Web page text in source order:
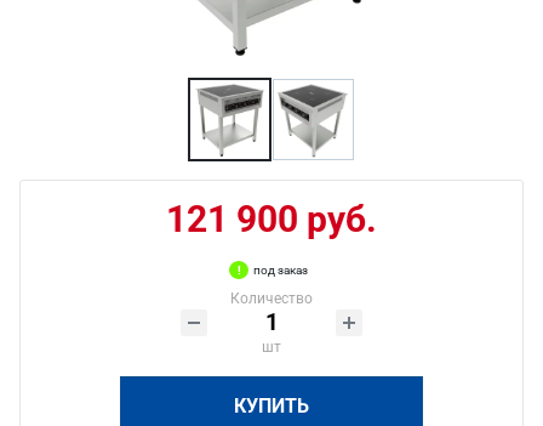
121 900 руб.
под заказ
Количество
шт
КУПИТЬ